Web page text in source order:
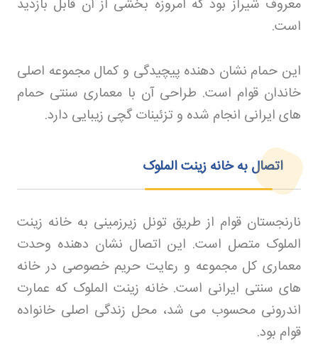
است.
این حمام نشان دهنده پیچیدگی و کمال مجموعه اصلی
خاندان قوام است. طراحی آن با معماری سنتی حمام
های ایرانی انجام شده و تزئینات گچی زیبایی دارد.
اتصال به خانه زینت الملوک
نارنجستان قوام از طریق تونل زیرزمینی به خانه زینت
الملوک متصل است. این اتصال نشان دهنده وحدت
معماری کل مجموعه و رعایت حریم خصوصی در خانه
های سنتی ایرانی است. خانه زینت الملوک که عمارت
اندرونی محسوب می شد، محل زندگی اصلی خانواده
قوام بود.